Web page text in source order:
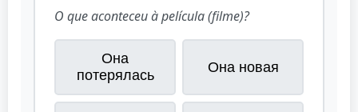
O que aconteceu à película (filme)?
Она
потерялась
Она новая